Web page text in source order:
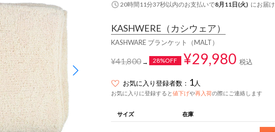
20時間11分37秒以内のお支払いで8月11日(火) にお届け
KASHWERE （カシウェア）
KASHWARE ブランケット（MALT）
¥41,800→ 28%OFF ¥29,980 税込
お気に入り登録者数： 1人
お気に入りに登録すると値下げや再入荷の際にご連絡します
サイズ 在庫